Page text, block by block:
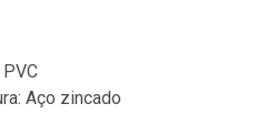
Aço zincado